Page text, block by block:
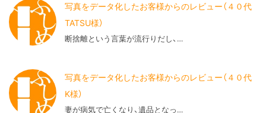
写真をデータ化したお客様からのレビュー（４０代
TATSU様）
断捨離という言葉が流行りだし、…
写真をデータ化したお客様からのレビュー（４０代
K様）
妻が病気で亡くなり、遺品となっ…